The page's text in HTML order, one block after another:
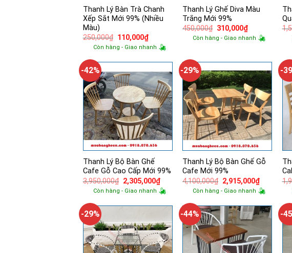
Thanh Lý Bàn Trà Chanh
Xếp Sắt Mới 99% (Nhiều
Màu)
250,000₫ Giá
gốc
là:
110,000₫Giá
hiện
tại
110,000₫.
Còn hàng - Giao nhanh
Thanh Lý Ghế Diva Màu
Trắng Mới 99%
450,000₫ Giá
gốc
là:
310,000₫Giá
hiện
tại
Còn hàng - Giao nhanh
-42%
Thanh Lý Bộ Bàn Ghế
Cafe Gỗ Cao Cấp Mới 99%
3,950,000₫ Giá
gốc
là:
2,305,000₫Giá
hiện
tại
2,305,000₫.
Còn hàng - Giao nhanh
-29%
Thanh Lý Bộ Bàn Ghế Gỗ
Cafe Mới 99%
4,100,000₫ Giá
gốc
là:
2,915,000₫Giá
hiện
tại
Còn hàng - Giao nhanh
-
-29% -44% -